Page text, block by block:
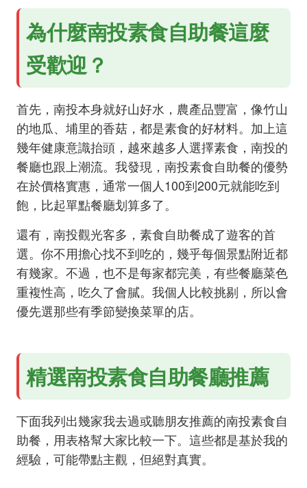
為什麼南投素食自助餐這麼
受歡迎？
首先，南投本身就好山好水，農產品豐富，像竹山
的地瓜、埔里的香菇，都是素食的好材料。加上這
幾年健康意識抬頭，越來越多人選擇素食，南投的
餐廳也跟上潮流。我發現，南投素食自助餐的優勢
在於價格實惠，通常一個人100到200元就能吃到
飽，比起單點餐廳划算多了。
還有，南投觀光客多，素食自助餐成了遊客的首
選。你不用擔心找不到吃的，幾乎每個景點附近都
有幾家。不過，也不是每家都完美，有些餐廳菜色
重複性高，吃久了會膩。我個人比較挑剔，所以會
優先選那些有季節變換菜單的店。
精選南投素食自助餐廳推薦
下面我列出幾家我去過或聽朋友推薦的南投素食自
助餐，用表格幫大家比較一下。這些都是基於我的
經驗，可能帶點主觀，但絕對真實。